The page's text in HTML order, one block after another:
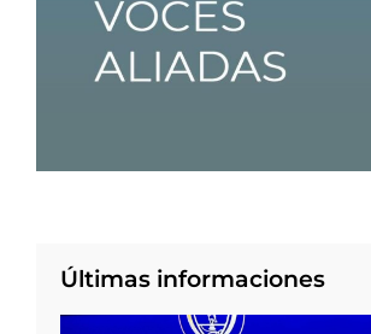
Últimas informaciones